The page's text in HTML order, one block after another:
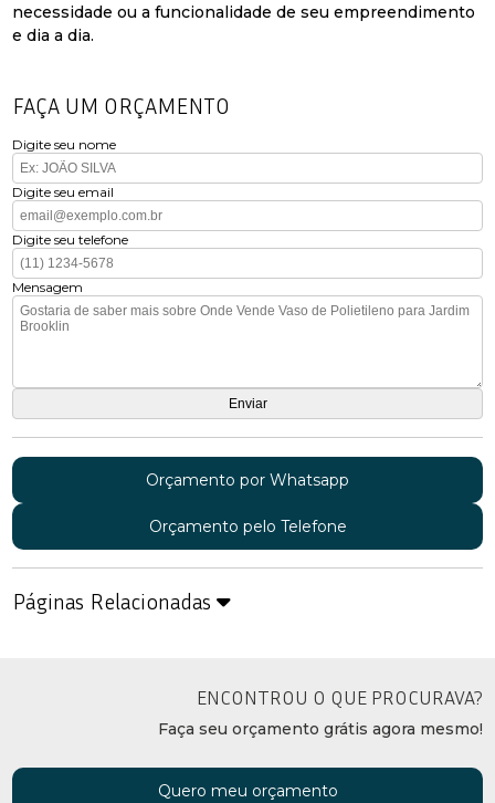
necessidade ou a funcionalidade de seu empreendimento
e dia a dia.
FAÇA UM ORÇAMENTO
Digite seu nome
Digite seu email
Digite seu telefone
Mensagem
Orçamento por Whatsapp
Orçamento pelo Telefone
Páginas Relacionadas
ENCONTROU O QUE PROCURAVA?
Faça seu orçamento grátis agora mesmo!
Quero meu orçamento